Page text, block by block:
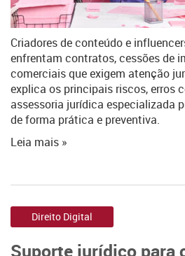
Criadores de conteúdo e
enfrentam contratos, cessões de
comerciais que exigem atenção
explica os principais riscos, erros
assessoria jurídica especializada
de forma prática e preventiva.
Leia mais »
Direito Digital
Suporte jurídico para